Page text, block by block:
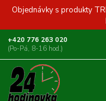
Objednávky s produkty
+420 776 263 020
(Po-Pá, 8-16 hod.)